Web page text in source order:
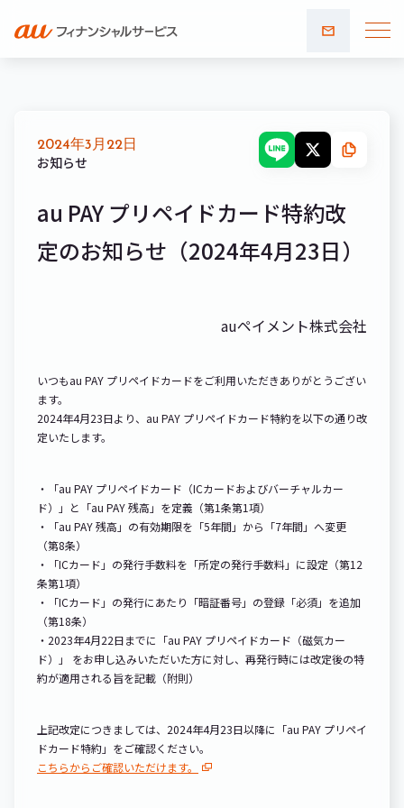
合わせ
2024年3月22日
お知らせ
au PAY プリペイドカード特約改
定のお知らせ（2024年4月23日）
auペイメント株式会社
いつもau PAY プリペイドカードをご利用いただきありがとうござい
ます。
2024年4月23日より、au PAY プリペイドカード特約を以下の通り改
定いたします。
・「au PAY プリペイドカード（ICカードおよびバーチャルカー
ド）」と「au PAY 残高」を定義（第1条第1項）
・「au PAY 残高」の有効期限を「5年間」から「7年間」へ変更
（第8条）
・「ICカード」の発行手数料を「所定の発行手数料」に設定（第12
条第1項）
・「ICカード」の発行にあたり「暗証番号」の登録「必須」を追加
（第18条）
・2023年4月22日までに「au PAY プリペイドカード（磁気カー
ド）」 をお申し込みいただいた方に対し、再発行時には改定後の特
約が適用される旨を記載（附則）
上記改定につきましては、2024年4月23日以降に「au PAY プリペイ
ドカード特約」をご確認ください。
こちらからご確認いただけます。